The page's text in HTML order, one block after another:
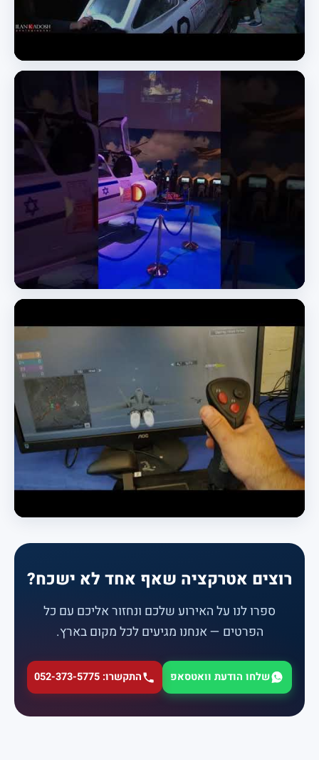
רוצים אטרקציה שאף אחד לא ישכח?
ספרו לנו על האירוע שלכם ונחזור אליכם עם כל
הפרטים — אנחנו מגיעים לכל מקום בארץ.
שלחו הודעת וואטסאפ התקשרו: 052-373-5775